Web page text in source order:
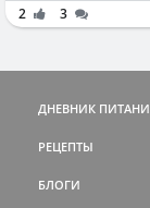
2 3
ДНЕВНИК
РЕЦЕПТЫ
БЛОГИ